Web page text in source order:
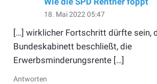
18. Mai 2022 05:47
[…] wirklicher Fortschritt dürfte sein,
Bundeskabinett beschließt, die
Erwerbsminderungsrente […]
Antworten